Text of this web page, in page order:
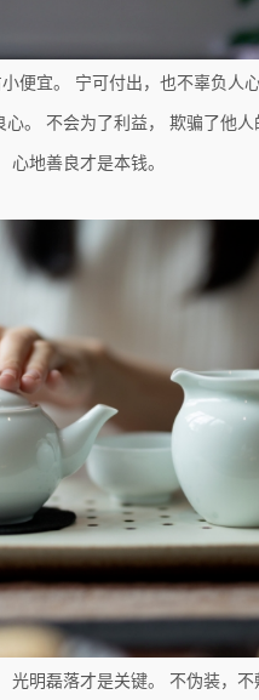
便宜。 宁可付出，也不辜负人
。 不会为了利益， 欺骗了他人
心地善良才是本钱。
光明磊落才是关键。 不伪装，